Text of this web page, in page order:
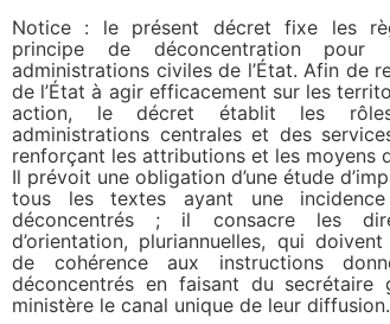
Notice : le présent décret fixe les
principe de déconcentration pour
administrations civiles de l’État. Afin de
de l’État à agir efficacement sur les
action, le décret établit les
administrations centrales et des
renforçant les attributions et les moyens
Il prévoit une obligation d’une étude
tous les textes ayant une
déconcentrés ; il consacre les
d’orientation, pluriannuelles, qui
de cohérence aux instructions
déconcentrés en faisant du secrétaire
ministère le canal unique de leur diffusion.